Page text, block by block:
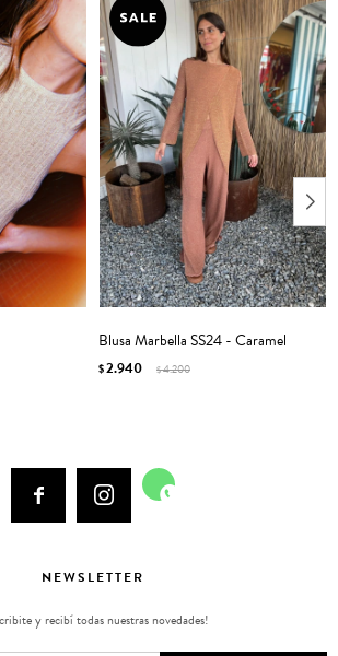
Blusa Marbella SS24 - Caramel
$2.940 $4.200
  
NEWSLETTER
y recibí todas nuestras novedades!